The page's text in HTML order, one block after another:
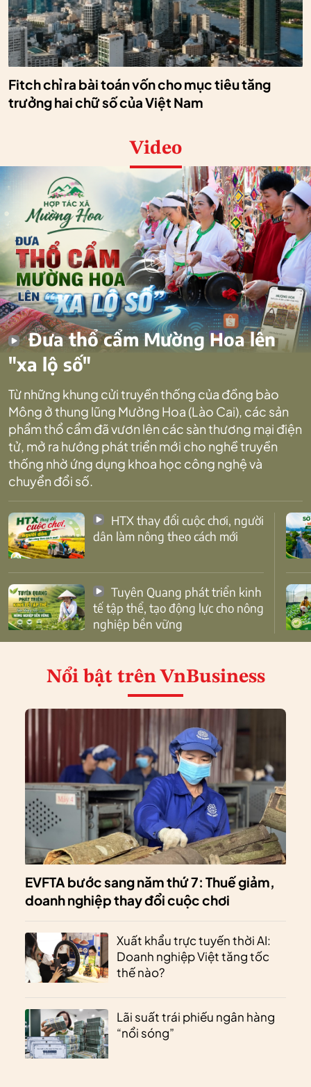
Fitch chỉ ra bài toán vốn cho mục tiêu tăng
trưởng hai chữ số của Việt Nam
Video
Đưa thổ cẩm Mường Hoa lên
"xa lộ số"
Từ những khung cửi truyền thống của đồng bào
Mông ở thung lũng Mường Hoa (Lào Cai), các sản
phẩm thổ cẩm đã vươn lên các sàn thương mại điện
tử, mở ra hướng phát triển mới cho nghề truyền
thống nhờ ứng dụng khoa học công nghệ và
chuyển đổi số.
dân làm nông theo cách mới
tế tập thể, tạo động lực cho nông
nghiệp bền vững
Nổi bật trên VnBusiness
EVFTA bước sang năm thứ 7: Thuế giảm,
doanh nghiệp thay đổi cuộc chơi
Xuất khẩu trực tuyến thời AI:
Doanh nghiệp Việt tăng tốc
thế nào?
Lãi suất trái phiếu ngân hàng
“nổi sóng”